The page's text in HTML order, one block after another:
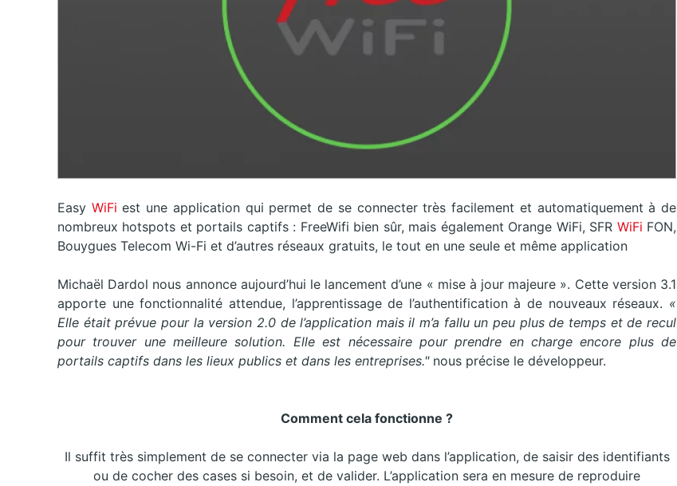
Easy WiFiest une application qui permet de se connecter très facilement et automatiquement à de
nombreux hotspots et portails captifs : FreeWifi bien sûr, mais également Orange WiFi, SFR WiFi FON,
Bouygues Telecom Wi-Fi et d’autres réseaux gratuits, le tout en une seule et même application
Michaël Dardol nous annonce aujourd’hui le lancement d’une « mise à jour majeure ». Cette version 3.1
apporte une fonctionnalité attendue, l’apprentissage de l’authentification à de nouveaux réseaux. «
Elle était prévue pour la version 2.0 de l’application mais il m’a fallu un peu plus de temps et de recul
pour trouver une meilleure solution. Elle est nécessaire pour prendre en charge encore plus de
portails captifs dans les lieux publics et dans les entreprises." nous précise le développeur.
Comment cela fonctionne ?
Il suffit très simplement de se connecter via la page web dans l’application, de saisir des identifiants
ou de cocher des cases si besoin, et de valider. L’application sera en mesure de reproduire